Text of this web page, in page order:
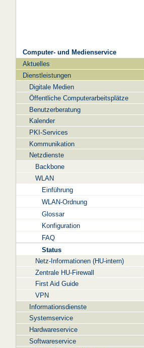
Computer- und Medienservice
Navigation
Aktuelles
Dienstleistungen
Digitale Medien
Öffentliche Computerarbeitsplätze
Benutzerberatung
Kalender
PKI-Services
Kommunikation
Netzdienste
Backbone
WLAN
Einführung
WLAN-Ordnung
Glossar
Konfiguration
FAQ
Status
Netz-Informationen (HU-intern)
Zentrale HU-Firewall
First Aid Guide
VPN
Informationsdienste
Systemservice
Hardwareservice
Softwareservice